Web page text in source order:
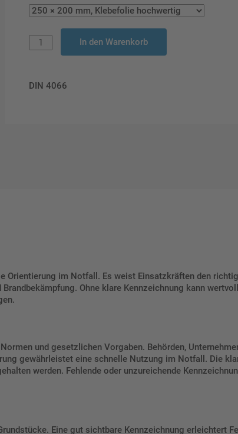
In den Warenkorb
DIN 4066
Orientierung im Notfall. Es weist Einsatzkräften den
Ohne klare Kennzeichnung kann
und gesetzlichen Vorgaben. Behörden,
gewährleistet eine schnelle Nutzung im Notfall. Die
werden. Fehlende oder unzureichende
Eine gut sichtbare Kennzeichnung erleichtert